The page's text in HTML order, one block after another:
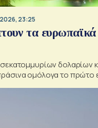
23:25
τα ευρωπαϊκά
δολαρίων
ομόλογα το πρώτο